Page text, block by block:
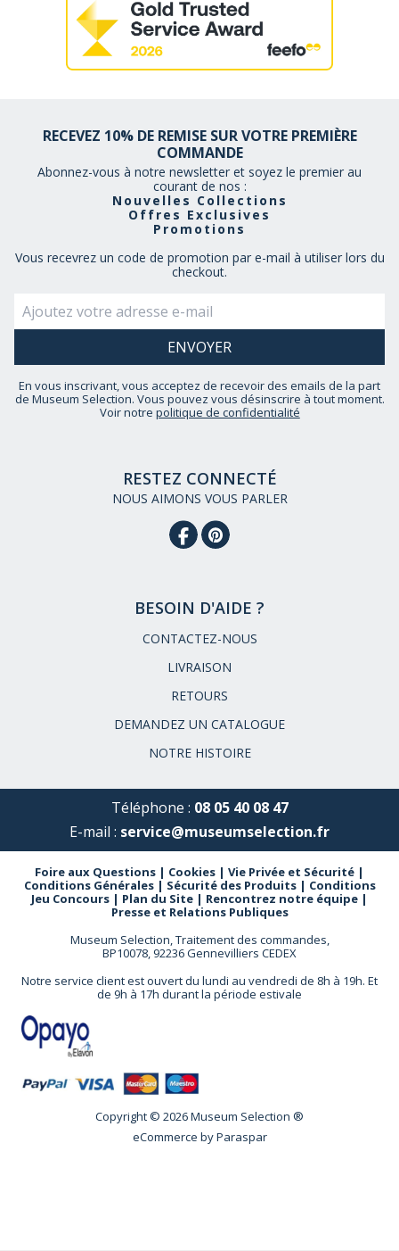
RECEVEZ 10% DE REMISE SUR VOTRE PREMIÈRE
COMMANDE
Abonnez-vous à notre newsletter et soyez le premier au
courant de nos :
Nouvelles Collections
Offres Exclusives
Promotions
Vous recevrez un code de promotion par e-mail à utiliser lors du
checkout.
En vous inscrivant, vous acceptez de recevoir des emails de la part
de Museum Selection. Vous pouvez vous désinscrire à tout moment.
Voir notre politique de confidentialité
RESTEZ CONNECTÉ
NOUS AIMONS VOUS PARLER
BESOIN D'AIDE ?
CONTACTEZ-NOUS
LIVRAISON
RETOURS
DEMANDEZ UN CATALOGUE
NOTRE HISTOIRE
Téléphone : 08 05 40 08 47
E-mail : service@museumselection.fr
Foire aux Questions | Cookies | Vie Privée et Sécurité |
Conditions Générales| Sécurité des Produits| Conditions
Jeu Concours | Plan du Site | Rencontrez notre équipe |
Presse et Relations Publiques
Museum Selection, Traitement des commandes,
BP10078, 92236 Gennevilliers CEDEX
Notre service client est ouvert du lundi au vendredi de 8h à 19h. Et
de 9h à 17h durant la période estivale
Copyright © 2026 Museum Selection ®
eCommerce byParaspar